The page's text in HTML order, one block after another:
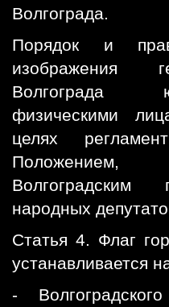
Волгограда.
Порядок и
изображения
Волгограда
физическими
целях
Волгоградским
народных
Статья 4. Флаг
устанавливается
-